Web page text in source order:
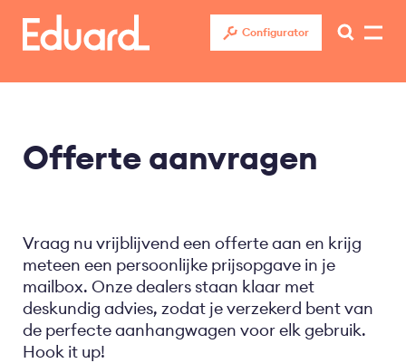
Overslaan
naar
Configurator
Offerte aanvragen
Vraag nu vrijblijvend een offerte aan en krijg
meteen een persoonlijke prijsopgave in je
mailbox. Onze dealers staan klaar met
deskundig advies, zodat je verzekerd bent van
de perfecte aanhangwagen voor elk gebruik.
Hook it up!